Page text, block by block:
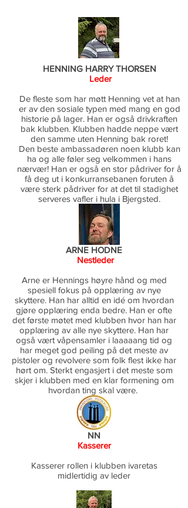
HENNING HARRY THORSEN
Leder
De fleste som har møtt Henning vet at han
er av den sosiale typen med mang en god
historie på lager. Han er også drivkraften
bak klubben. Klubben hadde neppe vært
den samme uten Henning bak roret!
Den beste ambassadøren noen klubb kan
ha og alle føler seg velkommen i hans
nærvær! Han er også en stor pådriver for å
få deg ut i konkurransebanen foruten å
være sterk pådriver for at det til stadighet
serveres vafler i hula i Bjergsted.
ARNE HODNE
Nestleder
Arne er Hennings høyre hånd og med
spesiell fokus på opplæring av nye
skyttere. Han har alltid en idé om hvordan
gjøre opplæring enda bedre. Han er ofte
det første møtet med klubben hvor han har
opplæring av alle nye skyttere. Han har
også vært våpensamler i laaaaang tid og
har meget god peiling på det meste av
pistoler og revolvere som folk flest ikke har
hørt om. Sterkt engasjert i det meste som
skjer i klubben med en klar formening om
hvordan ting skal være.
NN
Kasserer
Kasserer rollen i klubben ivaretas
midlertidig av leder